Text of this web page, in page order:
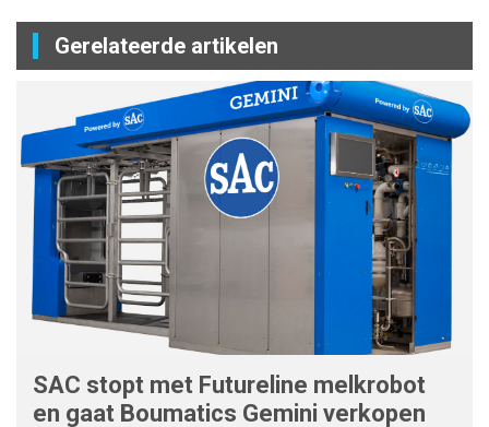
Gerelateerde artikelen
SAC stopt met Futureline melkrobot
en gaat Boumatics Gemini verkopen